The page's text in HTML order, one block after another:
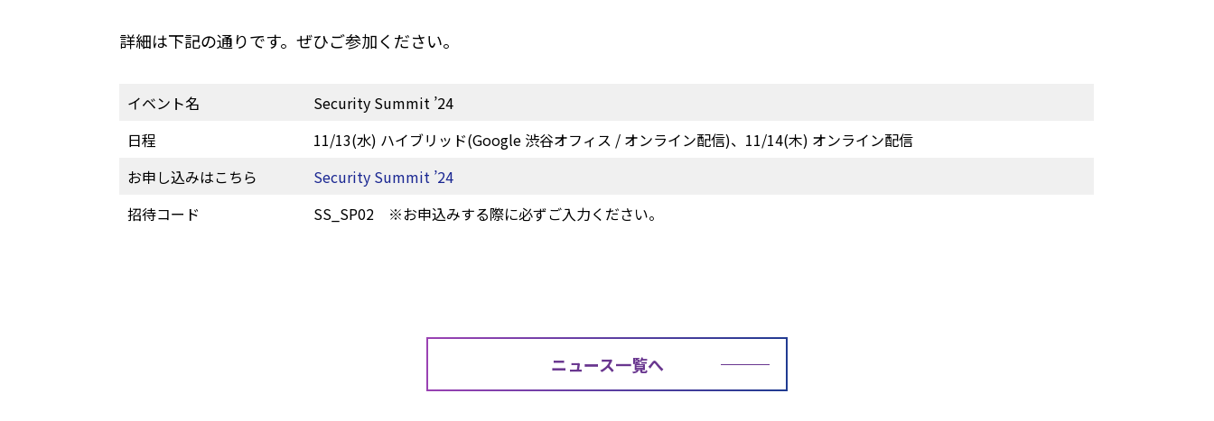
詳細は下記の通りです。ぜひご参加ください。
イベント名
Security Summit ’24
日程
11/13(水) ハイブリッド(Google 渋谷オフィス / オンライン配信)、11/14(木) オンライン配信
お申し込みはこちら
Security Summit ’24
招待コード
SS_SP02 ※お申込みする際に必ずご入力ください。
ニュース一覧へ